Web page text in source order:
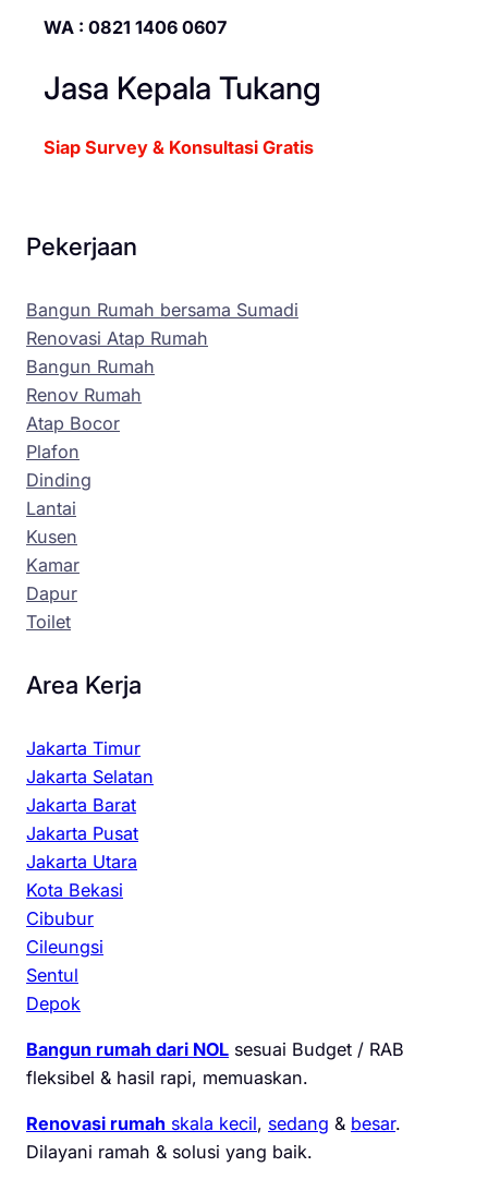
WA : 0821 1406 0607
Jasa Kepala Tukang
Siap Survey & Konsultasi Gratis
Pekerjaan
Bangun Rumah bersama Sumadi
Renovasi Atap Rumah
Bangun Rumah
Renov Rumah
Atap Bocor
Plafon
Dinding
Lantai
Kusen
Kamar
Dapur
Toilet
Area Kerja
Jakarta Timur
Jakarta Selatan
Jakarta Barat
Jakarta Pusat
Jakarta Utara
Kota Bekasi
Cibubur
Cileungsi
Sentul
Depok
Bangun rumah dari NOL sesuai Budget / RAB
fleksibel & hasil rapi, memuaskan.
Renovasi rumah skala kecil, sedang & besar.
Dilayani ramah & solusi yang baik.